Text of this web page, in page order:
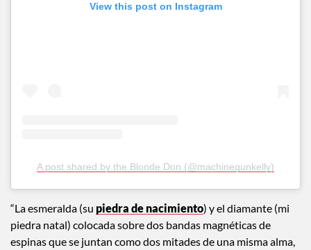
View this post on Instagram
A post shared by the Blonde Don (@machinegunkelly)
“La esmeralda (su piedra de nacimiento) y el diamante (mi
piedra natal) colocada sobre dos bandas magnéticas de
espinas que se juntan como dos mitades de una misma alma,